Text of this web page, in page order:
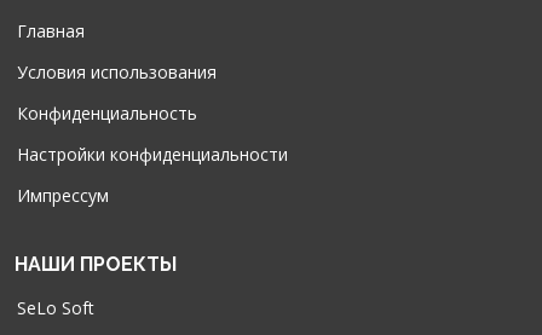
Главная
Условия использования
Конфиденциальность
Настройки конфиденциальности
Импрессум
НАШИ ПРОЕКТЫ
SeLo Soft